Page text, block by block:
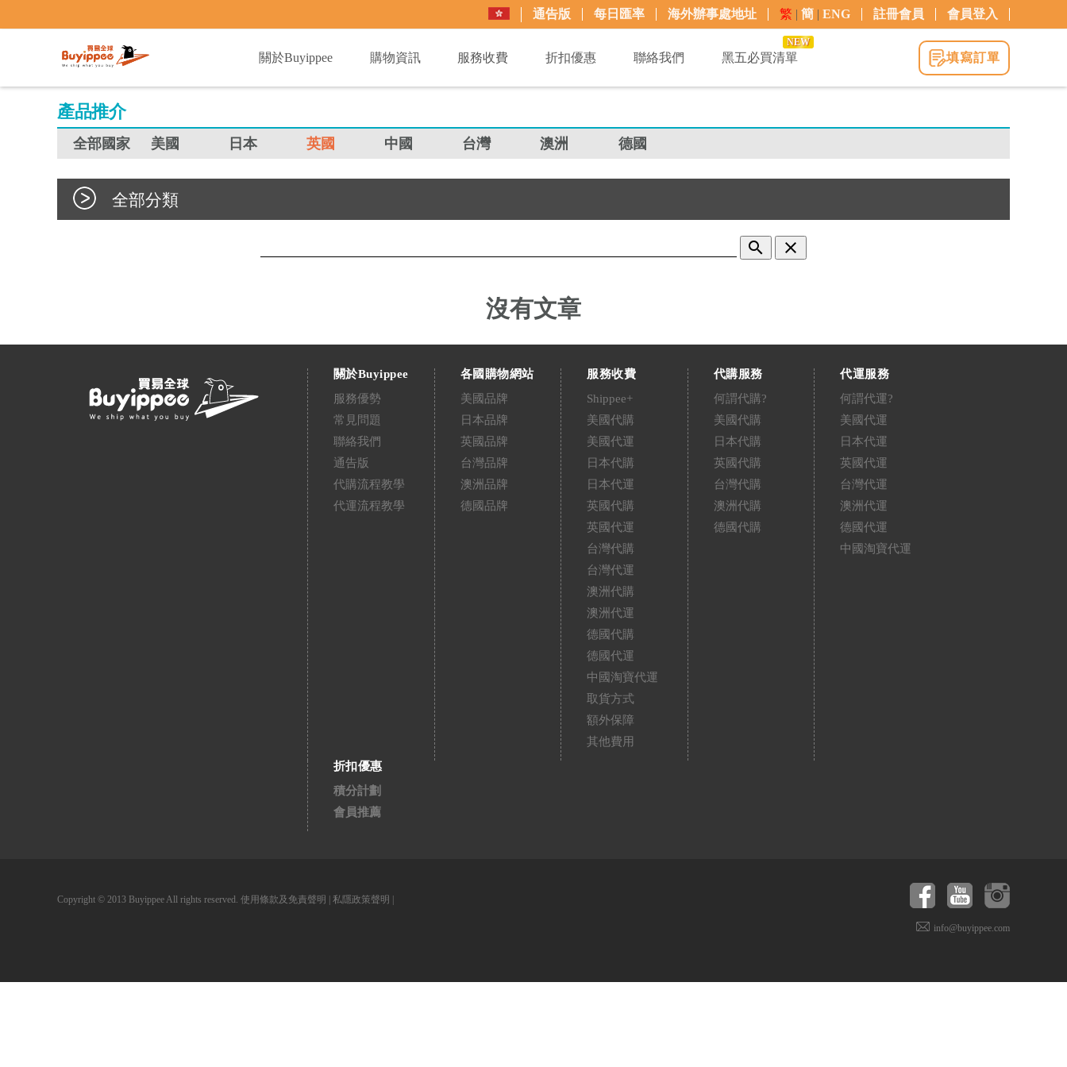
通告版 每日匯率 海外辦事處地址 繁 | 簡 | ENG 註冊會員 會員登入
關於Buyippee
購物資訊 服務收費 折扣優惠 聯絡我們 黑五必買清單
NEW
填寫訂單
產品推介
全部國家 美國 日本 英國 中國 台灣 澳洲 德國
全部分類
search clear
沒有文章
關於Buyippee
服務優勢
常見問題
聯絡我們
通告版
代購流程教學
代運流程教學
各國購物網站
美國品牌
日本品牌
英國品牌
台灣品牌
澳洲品牌
德國品牌
服務收費
Shippee+
美國代購
美國代運
日本代購
日本代運
英國代購
英國代運
台灣代購
台灣代運
澳洲代購
澳洲代運
德國代購
德國代運
中國淘寶代運
取貨方式
額外保障
其他費用
代購服務
何謂代購?
美國代購
日本代購
英國代購
台灣代購
澳洲代購
德國代購
代運服務
何謂代運?
美國代運
日本代運
英國代運
台灣代運
澳洲代運
德國代運
中國淘寶代運
折扣優惠
積分計劃
會員推薦
Copyright © 2013 Buyippee All rights reserved. 使用條款及免責聲明 私隱政策聲明
info@buyippee.com